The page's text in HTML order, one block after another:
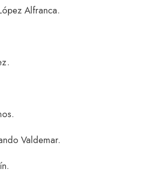
Alfranca.
Valdemar.